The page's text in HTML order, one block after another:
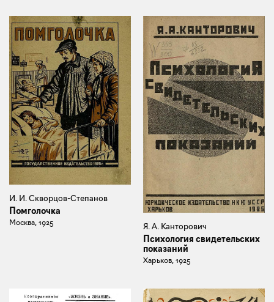
И. И. Скворцов-Степанов
Помголочка
Москва, 1925 Я. А. Канторович
Психология свидетельских
показаний
Харьков, 1925